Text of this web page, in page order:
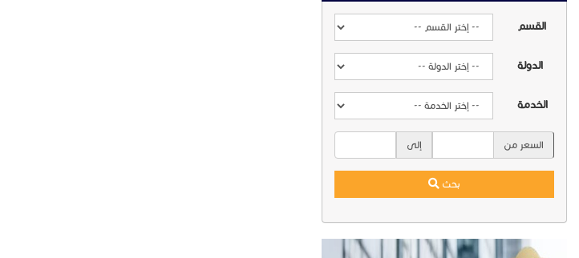
القسم
الدولة
الخدمة
السعر من إلى
بحث